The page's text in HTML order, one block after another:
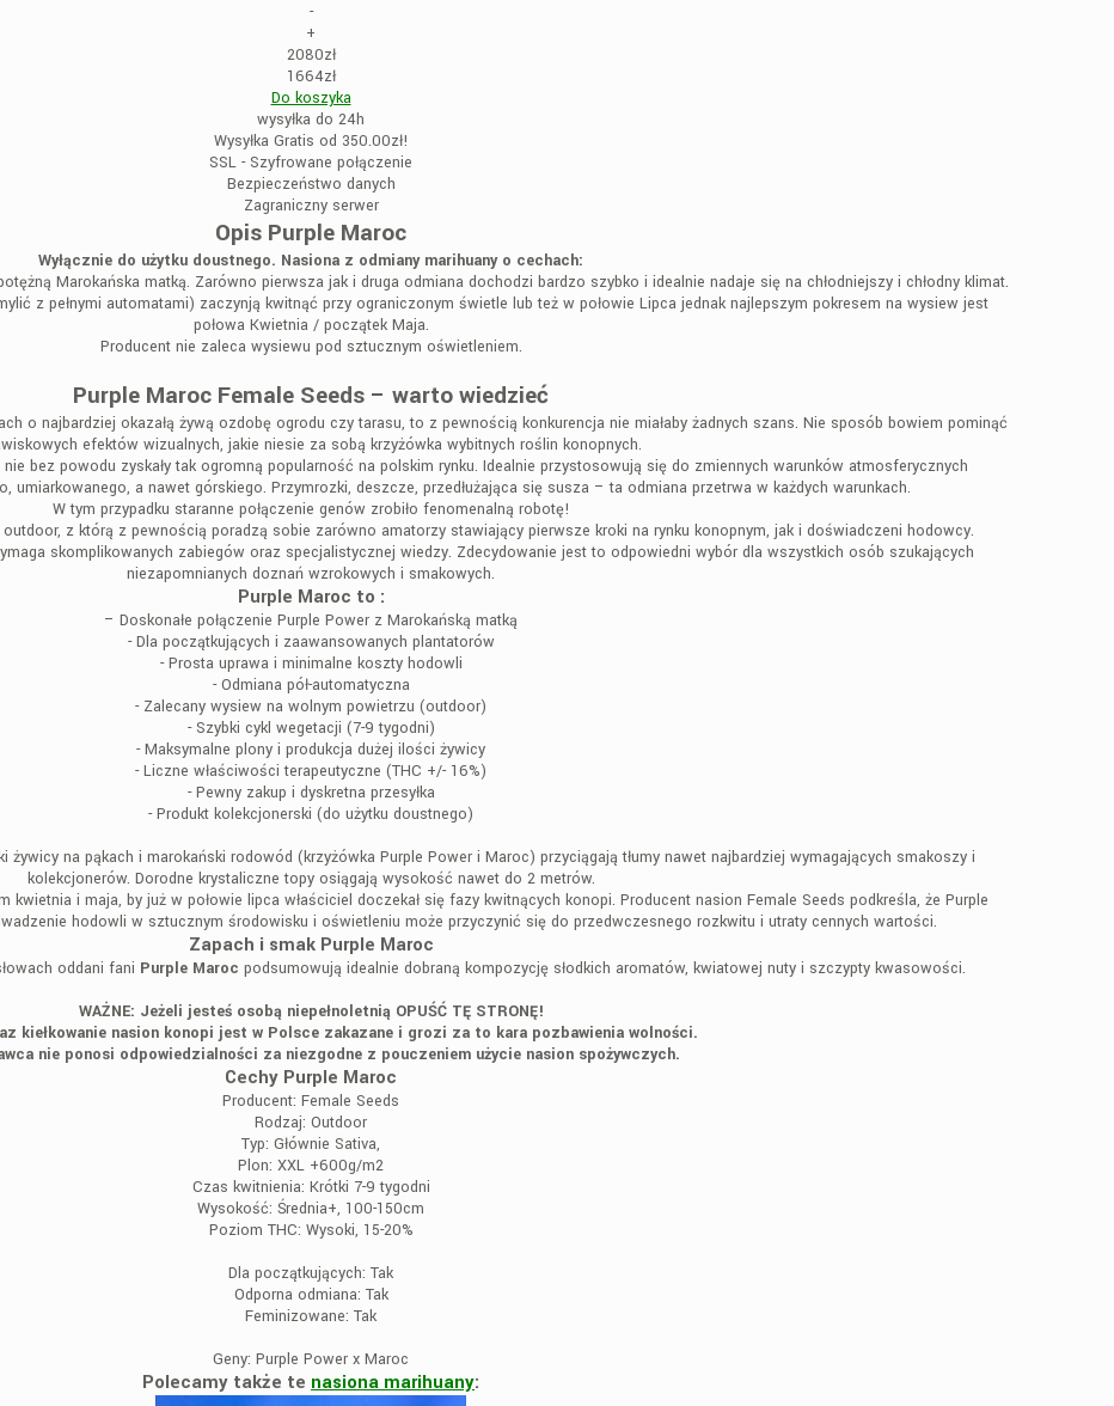
-
+
2080zł
1664zł
Do koszyka
wysyłka do 24h
Wysyłka Gratis od 350.00zł!
SSL - Szyfrowane połączenie
Bezpieczeństwo danych
Zagraniczny serwer
Opis Purple Maroc
Wyłącznie do użytku doustnego. Nasiona z odmiany marihuany o cechach:
Marokańska matką. Zarówno pierwsza jak i druga odmiana dochodzi bardzo szybko i idealnie nadaje się na chłodniejszy i chłodny klimat.
z pełnymi automatami) zaczynją kwitnąć przy ograniczonym świetle lub też w połowie Lipca jednak najlepszym pokresem na wysiew jest
połowa Kwietnia / początek Maja.
Producent nie zaleca wysiewu pod sztucznym oświetleniem.
Purple Maroc Female Seeds – warto wiedzieć
o najbardziej okazałą żywą ozdobę ogrodu czy tarasu, to z pewnością konkurencja nie miałaby żadnych szans. Nie sposób bowiem pominąć
efektów wizualnych, jakie niesie za sobą krzyżówka wybitnych roślin konopnych.
nie bez powodu zyskały tak ogromną popularność na polskim rynku. Idealnie przystosowują się do zmiennych warunków atmosferycznych
umiarkowanego, a nawet górskiego. Przymrozki, deszcze, przedłużająca się susza – ta odmiana przetrwa w każdych warunkach.
W tym przypadku staranne połączenie genów zrobiło fenomenalną robotę!
z którą z pewnością poradzą sobie zarówno amatorzy stawiający pierwsze kroki na rynku konopnym, jak i doświadczeni hodowcy.
skomplikowanych zabiegów oraz specjalistycznej wiedzy. Zdecydowanie jest to odpowiedni wybór dla wszystkich osób szukających
niezapomnianych doznań wzrokowych i smakowych.
Purple Maroc to :
– Doskonałe połączenie Purple Power z Marokańską matką
- Dla początkujących i zaawansowanych plantatorów
- Prosta uprawa i minimalne koszty hodowli
- Odmiana pół-automatyczna
- Zalecany wysiew na wolnym powietrzu (outdoor)
- Szybki cykl wegetacji (7-9 tygodni)
- Maksymalne plony i produkcja dużej ilości żywicy
- Liczne właściwości terapeutyczne (THC +/- 16%)
- Pewny zakup i dyskretna przesyłka
- Produkt kolekcjonerski (do użytku doustnego)
żywicy na pąkach i marokański rodowód (krzyżówka Purple Power i Maroc) przyciągają tłumy nawet najbardziej wymagających smakoszy i
kolekcjonerów. Dorodne krystaliczne topy osiągają wysokość nawet do 2 metrów.
kwietnia i maja, by już w połowie lipca właściciel doczekał się fazy kwitnących konopi. Producent nasion Female Seeds podkreśla, że Purple
hodowli w sztucznym środowisku i oświetleniu może przyczynić się do przedwczesnego rozkwitu i utraty cennych wartości.
Zapach i smak Purple Maroc
oddani fani Purple Maroc podsumowują idealnie dobraną kompozycję słodkich aromatów, kwiatowej nuty i szczypty kwasowości.
WAŻNE: Jeżeli jesteś osobą niepełnoletnią OPUŚĆ TĘ STRONĘ!
kiełkowanie nasion konopi jest w Polsce zakazane i grozi za to kara pozbawienia wolności.
nie ponosi odpowiedzialności za niezgodne z pouczeniem użycie nasion spożywczych.
Cechy Purple Maroc
Producent: Female Seeds
Rodzaj: Outdoor
Typ: Głównie Sativa,
Plon: XXL +600g/m2
Czas kwitnienia: Krótki 7-9 tygodni
Wysokość: Średnia+, 100-150cm
Poziom THC: Wysoki, 15-20%
Dla początkujących: Tak
Odporna odmiana: Tak
Feminizowane: Tak
Geny: Purple Power x Maroc
Polecamy także te nasiona marihuany: